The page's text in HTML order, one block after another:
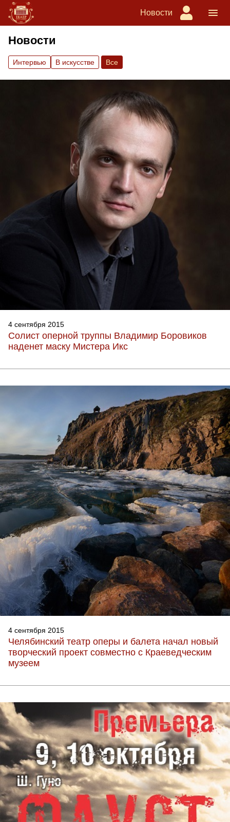
Новости
Новости
Интервью В искусстве Вce
4 сентября 2015
Солист оперной труппы Владимир Боровиков
наденет маску Мистера Икс
4 сентября 2015
Челябинский театр оперы и балета начал новый
творческий проект совместно с Краеведческим
музеем